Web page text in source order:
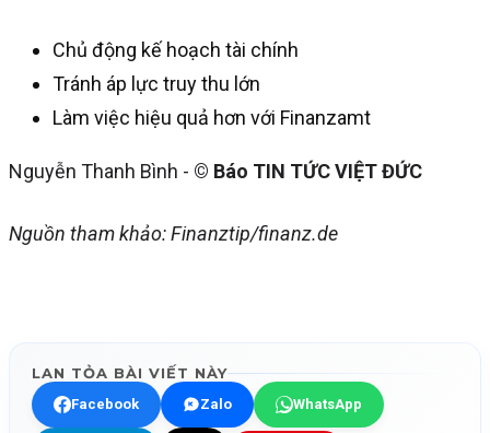
Chủ động kế hoạch tài chính
Tránh áp lực truy thu lớn
Làm việc hiệu quả hơn với Finanzamt
Nguyễn Thanh Bình - © Báo TIN TỨC VIỆT ĐỨC
Nguồn tham khảo: Finanztip/finanz.de
LAN TỎA BÀI VIẾT NÀY
Facebook Zalo WhatsApp